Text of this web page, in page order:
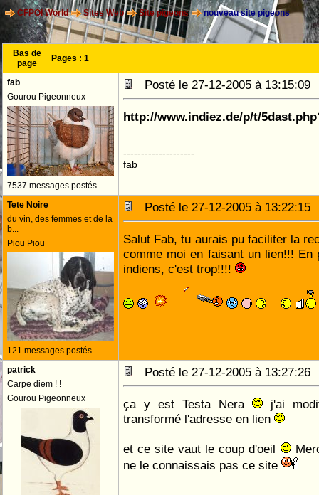
CFPOI World Sites Web Site pigeons nouveau site pigeons
Bas de
page
Pages : 1
fab
Gourou Pigeonneux
7537 messages postés
Posté le 27-12-2005 à
http://www.indiez.de/p/t/
--------------------
fab
Tete Noire
du vin, des femmes et de la
b...
Piou Piou
121 messages postés
Posté le 27-12-2005 à
Salut Fab, tu aurais pu faciliter la
comme moi en faisant un lien!!! En
indiens, c'est trop!!!!
patrick
Carpe diem ! !
Gourou Pigeonneux
Posté le 27-12-2005 à
ça y est Testa Nera
j'ai
transformé l'adresse en lien
et ce site vaut le coup d'oeil
ne le connaissais pas ce site